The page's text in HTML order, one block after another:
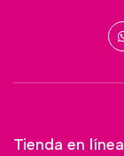
Tienda en línea